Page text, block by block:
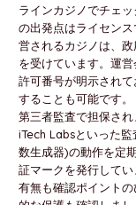
ラインカジノでチェ
の出発点はライセン
営されるカジノは、
を受けています。運
許可番号が明示され
することも可能です
第三者監査で担保さ
iTech Labsといった
数生成器)の動作を定
証マークを発行して
有無も確認ポイント